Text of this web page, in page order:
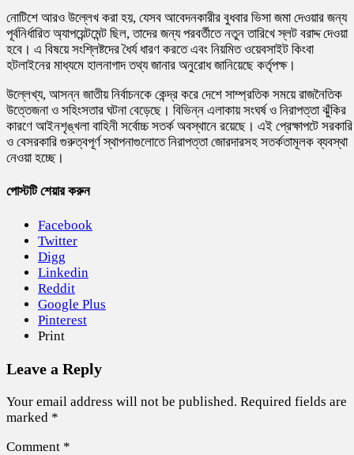
নোটিশে আরও উল্লেখ করা হয়, যেসব আবেদনকারীর বুধবার ভিসা জমা দেওয়ার জন্য
পূর্বনির্ধারিত অ্যাপয়েন্টমেন্ট ছিল, তাদের জন্য পরবর্তীতে নতুন তারিখে স্লট বরাদ্দ দেওয়া
হবে। এ বিষয়ে সংশ্লিষ্টদের ধৈর্য ধারণ করতে এবং নিয়মিত ওয়েবসাইট কিংবা
হটলাইনের মাধ্যমে হালনাগাদ তথ্য জানার অনুরোধ জানিয়েছে কর্তৃপক্ষ।
উল্লেখ্য, আসন্ন জাতীয় নির্বাচনকে কেন্দ্র করে দেশে সাম্প্রতিক সময়ে রাজনৈতিক
উত্তেজনা ও সহিংসতার ঘটনা বেড়েছে। বিভিন্ন এলাকায় সংঘর্ষ ও নিরাপত্তা ঝুঁকির
কারণে আইনশৃঙ্খলা বাহিনী সর্বোচ্চ সতর্ক অবস্থানে রয়েছে। এই প্রেক্ষাপটে সরকারি
ও বেসরকারি গুরুত্বপূর্ণ স্থাপনাগুলোতে নিরাপত্তা জোরদারসহ সতর্কতামূলক ব্যবস্থা
নেওয়া হচ্ছে।
পোস্টটি শেয়ার করুন
Facebook
Twitter
Digg
Linkedin
Reddit
Google Plus
Pinterest
Print
Leave a Reply
Your email address will not be published. Required fields are
marked *
Comment *